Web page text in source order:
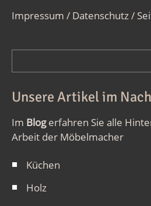
Impressum / Datenschutz/
Unsere Artikel im
Im Blogerfahren Sie alle
Arbeit der Möbelmacher
Küchen
Holz